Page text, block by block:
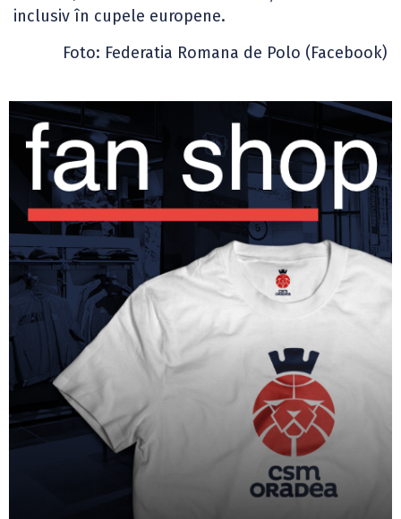
inclusiv în cupele europene.
Foto: Federatia Romana de Polo (Facebook)